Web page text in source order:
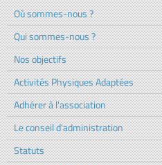
Où sommes-nous ?
Qui sommes-nous ?
Nos objectifs
Activités Physiques Adaptées
Adhérer à l'association
Le conseil d'administration
Statuts